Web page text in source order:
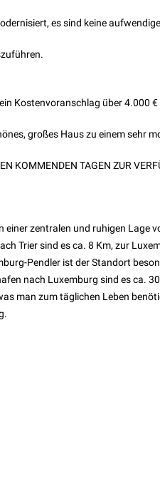
es sind keine
Kostenvoranschlag über 4.000
großes Haus zu einem sehr
KOMMENDEN TAGEN ZUR
zentralen und ruhigen Lage
Trier sind es ca. 8 Km, zur
Pendler ist der Standort
nach Luxemburg sind es ca.
man zum täglichen Leben